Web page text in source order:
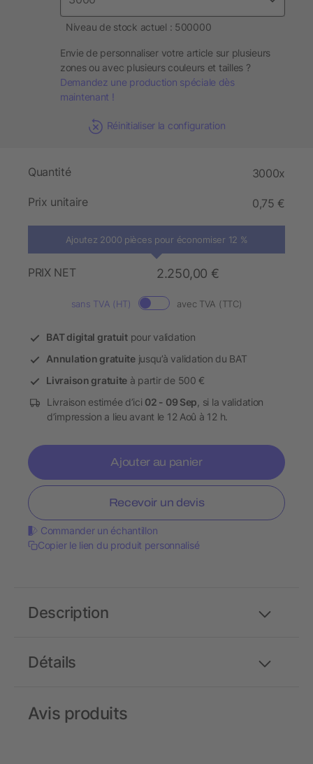
Niveau de stock actuel : 500000
Envie de personnaliser votre article sur plusieurs
zones ou avec plusieurs couleurs et tailles ?
Demandez une production spéciale dès
maintenant !
Réinitialiser la configuration
Quantité 3000x
Prix unitaire 0,75 €
Ajoutez 2000 pièces pour économiser 12 %
PRIX NET 2.250,00 €
sans TVA (HT) avec TVA (TTC)
BAT digital gratuitpour validation
Annulation gratuitejusqu’à validation du BAT
Livraison gratuite à partir de 500 €
Livraison estimée d’ici 02 - 09 Sep , si la validation
d’impression a lieu avant le 12 Aoû à 12 h.
Ajouter au panier
Recevoir un devis
Commander un échantillon
Copier le lien du produit personnalisé
Détails
Description
Avis produits